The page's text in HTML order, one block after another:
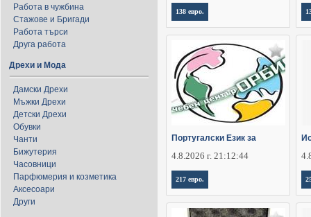
Работа в чужбина
Стажове и Бригади
Работа търси
Друга работа
Дрехи и Мода
Дамски Дрехи
Мъжки Дрехи
Детски Дрехи
Обувки
Чанти
Бижутерия
Часовници
Парфюмерия и козметика
Аксесоари
Други
138 евро.
Португалски Език за
4.8.2026 г. 21:12:44
217 евро.